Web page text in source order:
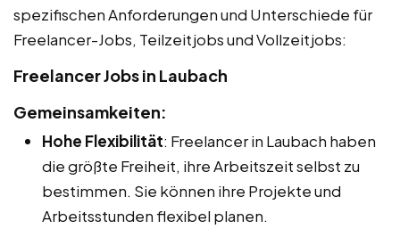
spezifischen Anforderungen und Unterschiede für
Freelancer-Jobs, Teilzeitjobs und Vollzeitjobs:
Freelancer Jobs in Laubach
Gemeinsamkeiten:
Hohe Flexibilität: Freelancer in Laubach haben
die größte Freiheit, ihre Arbeitszeit selbst zu
bestimmen. Sie können ihre Projekte und
Arbeitsstunden flexibel planen.